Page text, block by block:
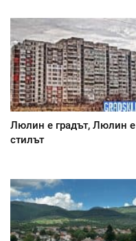
Люлин е градът, Люлин е
стилът